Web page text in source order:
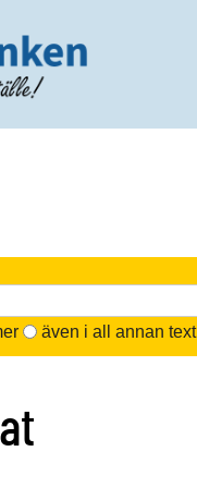
även i all annan text